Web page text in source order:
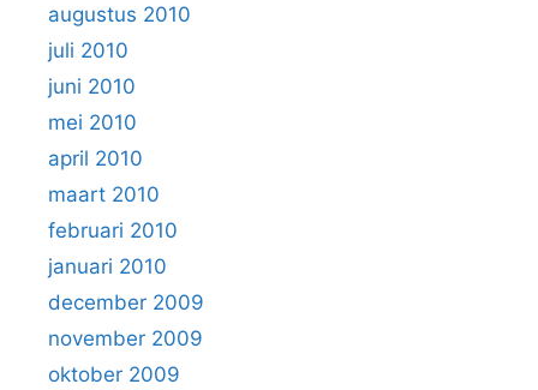
augustus 2010
juli 2010
juni 2010
mei 2010
april 2010
maart 2010
februari 2010
januari 2010
december 2009
november 2009
oktober 2009